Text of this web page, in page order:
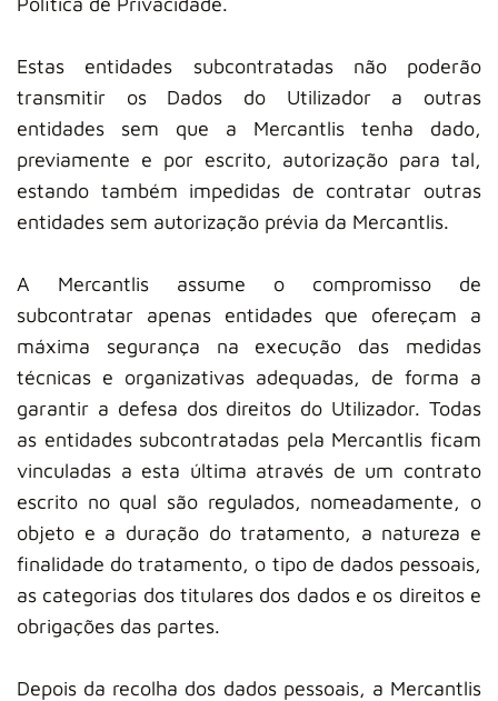
Estas entidades subcontratadas não poderão
transmitir os Dados do Utilizador a outras
entidades sem que a Mercantlis tenha dado,
previamente e por escrito, autorização para tal,
estando também impedidas de contratar outras
entidades sem autorização prévia da Mercantlis.
A Mercantlis assume o compromisso de
subcontratar apenas entidades que ofereçam a
máxima segurança na execução das medidas
técnicas e organizativas adequadas, de forma a
garantir a defesa dos direitos do Utilizador. Todas
as entidades subcontratadas pela Mercantlis ficam
vinculadas a esta última através de um contrato
escrito no qual são regulados, nomeadamente, o
objeto e a duração do tratamento, a natureza e
finalidade do tratamento, o tipo de dados pessoais,
as categorias dos titulares dos dados e os direitos e
obrigações das partes.
Depois da recolha dos dados pessoais, a Mercantlis